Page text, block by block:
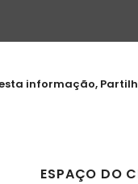
informação,
ESPAÇO DO